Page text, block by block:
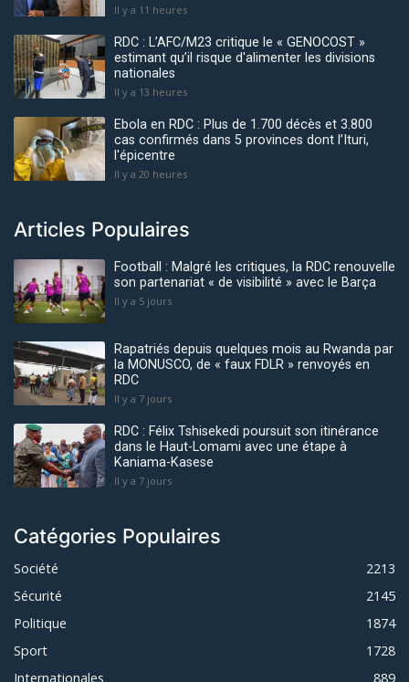
Il y a 11 heures
RDC : L’AFC/M23 critique le « GENOCOST »
estimant qu’il risque d'alimenter les divisions
nationales
Il y a 13 heures
Ebola en RDC : Plus de 1.700 décès et 3.800
cas confirmés dans 5 provinces dont l’Ituri,
l'épicentre
Il y a 20 heures
Articles Populaires
Football : Malgré les critiques, la RDC renouvelle
son partenariat « de visibilité » avec le Barça
Il y a 5 jours
Rapatriés depuis quelques mois au Rwanda par
la MONUSCO, de « faux FDLR » renvoyés en
RDC
Il y a 7 jours
RDC : Félix Tshisekedi poursuit son itinérance
dans le Haut-Lomami avec une étape à
Kaniama-Kasese
Il y a 7 jours
Catégories Populaires
Société
2213
Sécurité
2145
Politique
1874
Sport
1728
Internationales
889